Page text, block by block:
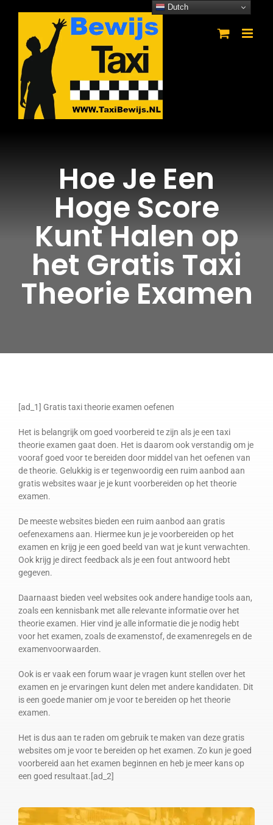
Hoe Je Een
Hoge Score
Kunt Halen op
het Gratis Taxi
Theorie Examen
[ad_1] Gratis taxi theorie examen oefenen
Het is belangrijk om goed voorbereid te zijn als je een taxi
theorie examen gaat doen. Het is daarom ook verstandig om je
vooraf goed voor te bereiden door middel van het oefenen van
de theorie. Gelukkig is er tegenwoordig een ruim aanbod aan
gratis websites waar je je kunt voorbereiden op het theorie
examen.
De meeste websites bieden een ruim aanbod aan gratis
oefenexamens aan. Hiermee kun je je voorbereiden op het
examen en krijg je een goed beeld van wat je kunt verwachten.
Ook krijg je direct feedback als je een fout antwoord hebt
gegeven.
Daarnaast bieden veel websites ook andere handige tools aan,
zoals een kennisbank met alle relevante informatie over het
theorie examen. Hier vind je alle informatie die je nodig hebt
voor het examen, zoals de examenstof, de examenregels en de
examenvoorwaarden.
Ook is er vaak een forum waar je vragen kunt stellen over het
examen en je ervaringen kunt delen met andere kandidaten. Dit
is een goede manier om je voor te bereiden op het theorie
examen.
Het is dus aan te raden om gebruik te maken van deze gratis
websites om je voor te bereiden op het examen. Zo kun je goed
voorbereid aan het examen beginnen en heb je meer kans op
een goed resultaat.[ad_2]
Dutch